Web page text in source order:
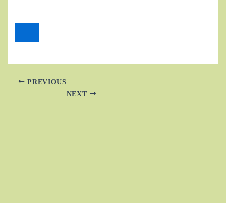
PREVIOUS
NEXT